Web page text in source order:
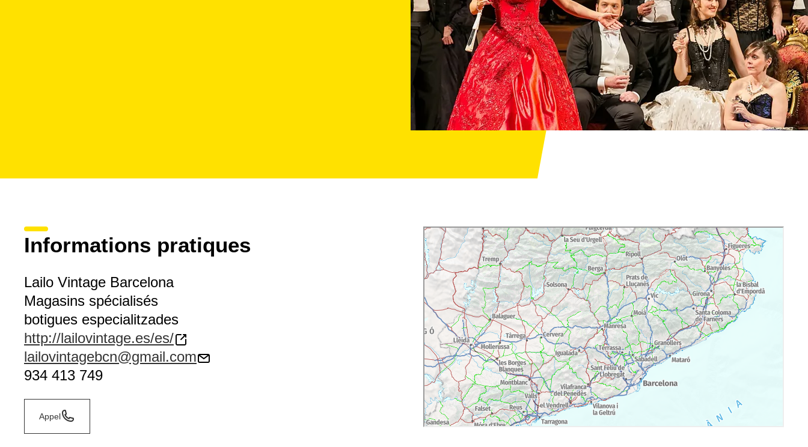
Informations pratiques
Lailo Vintage Barcelona
Magasins spécialisés
botigues especialitzades
http://lailovintage.es/es/
lailovintagebcn@gmail.com
934 413 749
Appel